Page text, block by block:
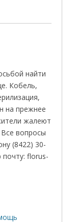
найти
Кобель,
на прежнее
жалеют
вопросы
(8422) 30-
почту: florus-